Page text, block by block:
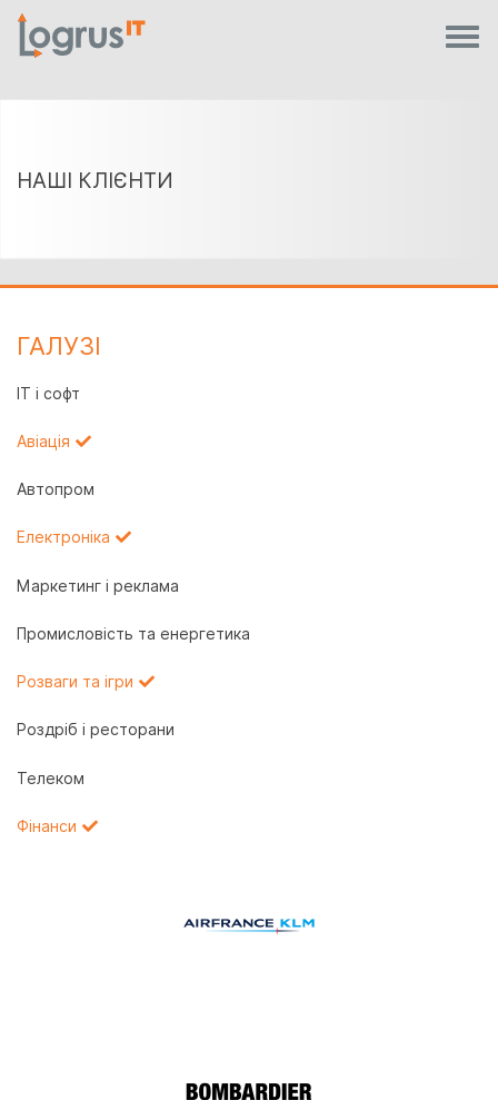
НАШІ КЛІЄНТИ
ГАЛУЗI
IT і софт
Авіація
Автопром
Електроніка
Маркетинг і реклама
Промисловість та енергетика
Розваги та ігри
Роздріб і ресторани
Телеком
Фінанси